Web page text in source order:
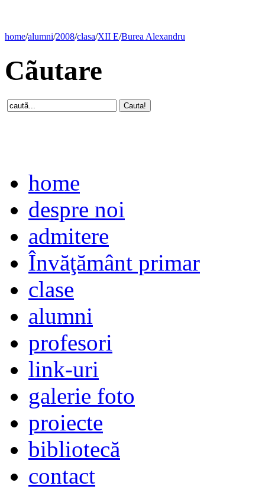
home/alumni/2008/clasa/XII E/Burea Alexandru
Cãutare
home
despre noi
admitere
Învăţământ primar
clase
alumni
profesori
link-uri
galerie foto
proiecte
bibliotecă
contact